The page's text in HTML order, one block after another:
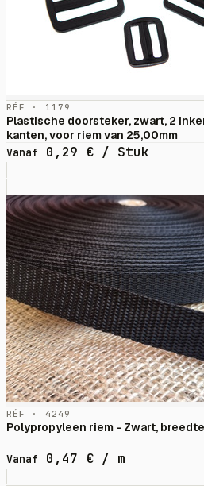
RÉF · 1179
Plastische doorsteker, zwart, 2
kanten, voor riem van 25,00mm
Vanaf
0,29 € / Stuk
RÉF · 4249
Polypropyleen riem - Zwart,
Vanaf 0,47 € / m